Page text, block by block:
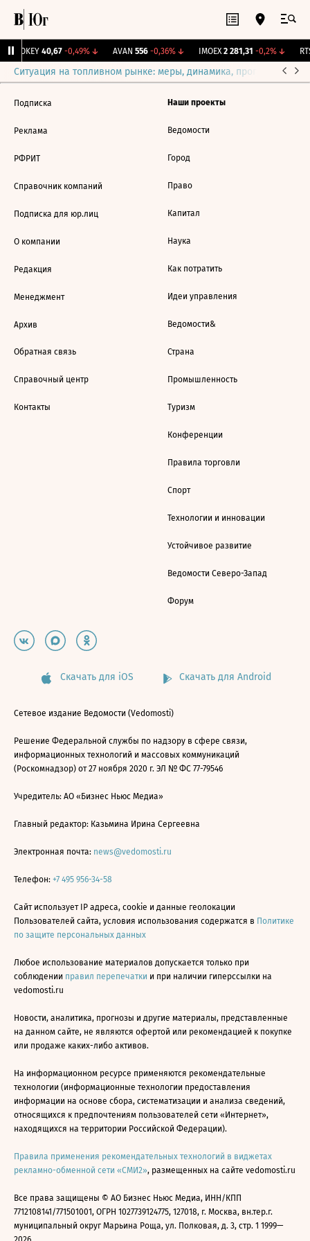
OKEY 40,67 -0,49%↓ AVAN 556 -0,36%↓ IMOEX 2 281,31 -0,2%↓
Ситуация на топливном рынке: меры, динамика, прогнозы
Подписка
Реклама
РФРИТ
Справочник компаний
Подписка для юр.лиц
О компании
Редакция
Менеджмент
Архив
Обратная связь
Справочный центр
Контакты
Наши проекты
Ведомости
Город
Право
Капитал
Наука
Как потратить
Идеи управления
Ведомости&
Страна
Промышленность
Туризм
Конференции
Правила торговли
Спорт
Технологии и инновации
Устойчивое развитие
Ведомости Северо-Запад
Форум
Скачать для iOS Скачать для Android
Сетевое издание Ведомости (Vedomosti)
Решение Федеральной службы по надзору в сфере связи,
информационных технологий и массовых коммуникаций
(Роскомнадзор) от 27 ноября 2020 г. ЭЛ № ФС 77-79546
Учредитель: АО «Бизнес Ньюс Медиа»
Главный редактор: Казьмина Ирина Сергеевна
Электронная почта: news@vedomosti.ru
Телефон: +7 495 956-34-58
Сайт использует IP адреса, cookie и данные геолокации
Пользователей сайта, условия использования содержатся в Политике
по защите персональных данных
Любое использование материалов допускается только при
соблюдении правил перепечатки и при наличии гиперссылки на
vedomosti.ru
Новости, аналитика, прогнозы и другие материалы, представленные
на данном сайте, не являются офертой или рекомендацией к покупке
или продаже каких-либо активов.
На информационном ресурсе применяются рекомендательные
технологии (информационные технологии предоставления
информации на основе сбора, систематизации и анализа сведений,
относящихся к предпочтениям пользователей сети «Интернет»,
находящихся на территории Российской Федерации).
Правила применения рекомендательных технологий в виджетах
рекламно-обменной сети «СМИ2», размещенных на сайте vedomosti.ru
Все права защищены © АО Бизнес Ньюс Медиа, ИНН/КПП
7712108141/771501001, ОГРН 1027739124775, 127018, г. Москва, вн.тер.г.
муниципальный округ Марьина Роща, ул. Полковая, д. 3, стр. 1 1999—